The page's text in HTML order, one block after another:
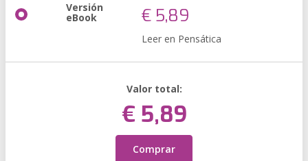
Versión
eBook € 5,89
Leer en Pensática
Valor total:
€ 5,89
Comprar